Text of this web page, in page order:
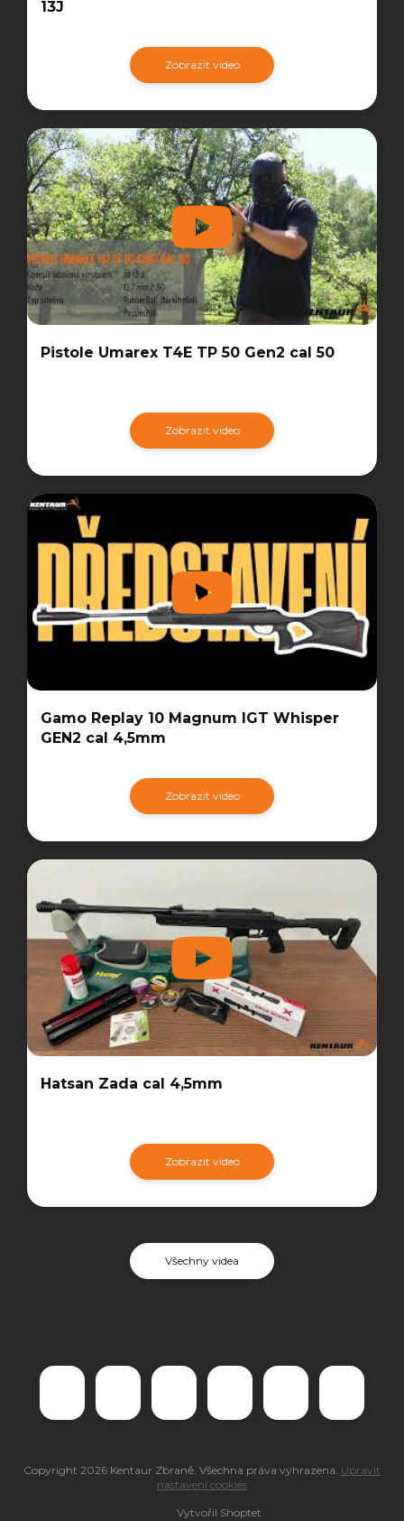
13J
Zobrazit video
Pistole Umarex T4E TP 50 Gen2 cal 50
Zobrazit video
Gamo Replay 10 Magnum IGT Whisper
GEN2 cal 4,5mm
Zobrazit video
Hatsan Zada cal 4,5mm
Zobrazit video
Všechny videa
Vytvořil Shoptet
Copyright 2026 Kentaur Zbraně. Všechna práva vyhrazena. Upravit
nastavení cookies